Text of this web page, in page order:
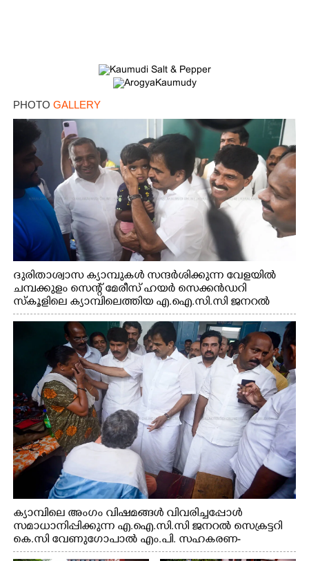
PHOTO GALLERY
ദുരിതാശ്വാസ ക്യാമ്പുകൾ സന്ദർശിക്കുന്ന വേളയിൽ
ചമ്പക്കുളം സെന്റ് മേരീസ് ഹയർ സെക്കൻഡറി
സ്കൂളിലെ ക്യാമ്പിലെത്തിയ എ.ഐ.സി.സി ജനറൽ
സെക്രട്ടറി കെ.സി വേണുഗോപാൽ എം.പി കുരുന്നിനെ
എടുത്ത് ലാളിച്ചപ്പോൾ. സഹകരണ-എക്സൈസ്
വകുപ്പ് മന്ത്രി എം. ലിജു, കൃഷിവകുപ്പ് മന്ത്രി ടി. സിദ്ദിഖ്,
റെജി ചെറിയാൻ എം. എൽ. എ എന്നിവർ സമീപം
ക്യാമ്പിലെ അംഗം വിഷമങ്ങൾ വിവരിച്ചപ്പോൾ
സമാധാനിപ്പിക്കുന്ന എ.ഐ.സി.സി ജനറൽ സെക്രട്ടറി
കെ.സി വേണുഗോപാൽ എം.പി. സഹകരണ-
എക്സൈസ് വകുപ്പ് മന്ത്രി എം. ലിജു, എന്നിവർ